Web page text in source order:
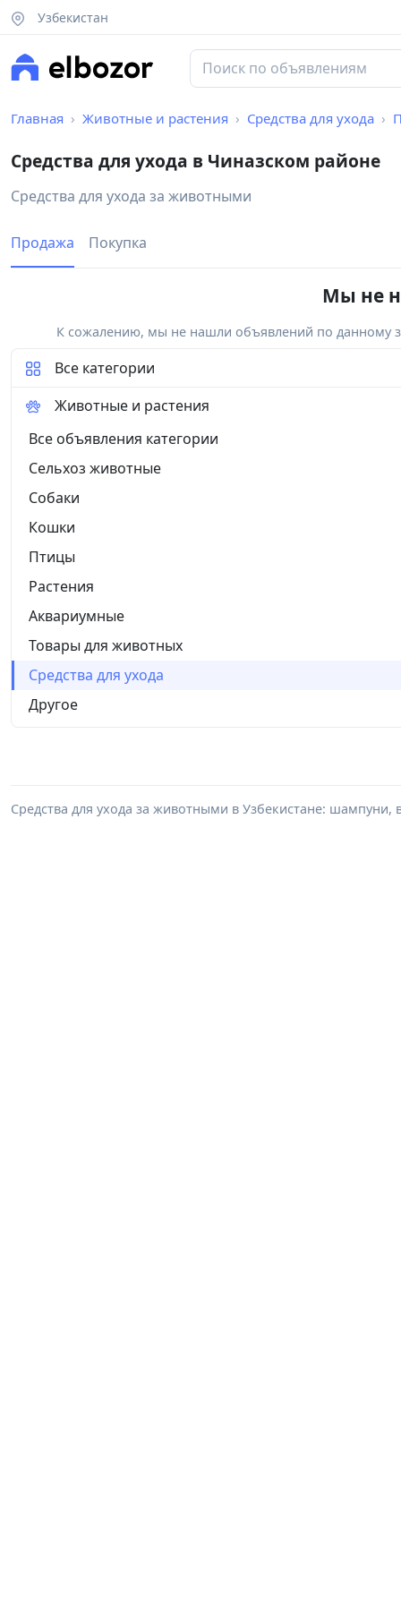
Узбекистан
Главная Животные и растения Средства для ухода
Средства для ухода в Чиназском районе
Средства для ухода за животными
Продажа Покупка
Мы не
К сожалению, мы не нашли объявлений по данному
Все категории
Животные и растения
Все объявления категории
Сельхоз животные
Собаки
Кошки
Птицы
Растения
Аквариумные
Товары для животных
Средства для ухода
Другое
Средства для ухода за животными в Узбекистане: шампуни,